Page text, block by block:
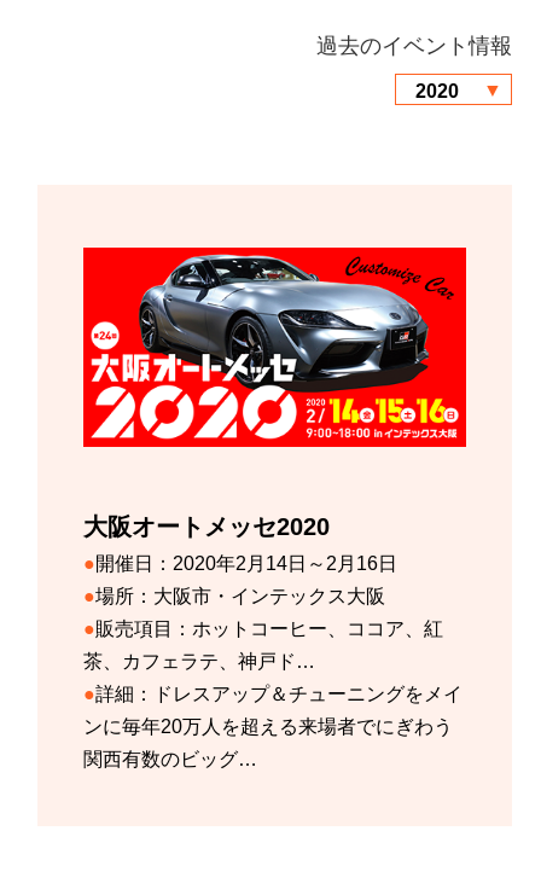
過去のイベント情報
大阪オートメッセ2020
開催日： 2020年2月14日～2月16日
場所： 大阪市・インテックス大阪
販売項目： ホットコーヒー、ココア、紅
茶、カフェラテ、神戸ド…
詳細：
ドレスアップ＆チューニングをメイ
ンに毎年20万人を超える来場者でにぎわう
関西有数のビッグ…